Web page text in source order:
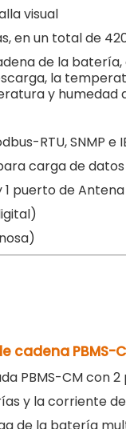
visual
en un total de
de la
la
y humedad
RTU, SNMP e
carga de datos
puerto de
PBMS-
PBMS-CM con
y la corriente